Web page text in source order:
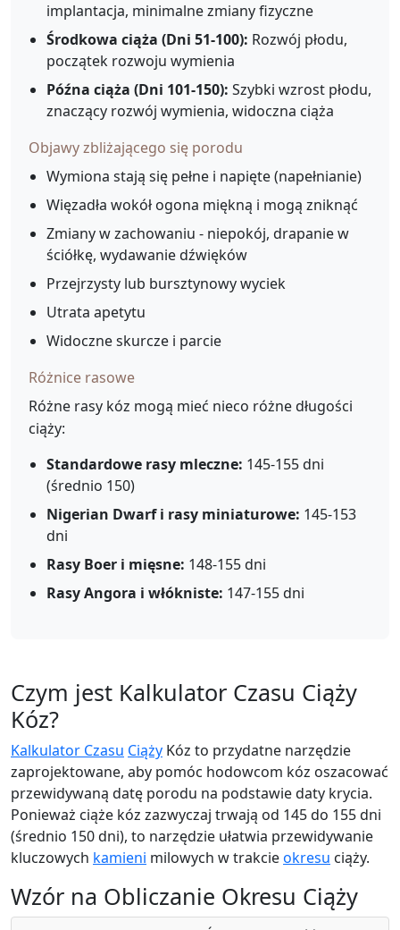
implantacja, minimalne zmiany fizyczne
Środkowa ciąża (Dni 51-100): Rozwój płodu,
początek rozwoju wymienia
Późna ciąża (Dni 101-150): Szybki wzrost płodu,
znaczący rozwój wymienia, widoczna ciąża
Objawy zbliżającego się porodu
Wymiona stają się pełne i napięte (napełnianie)
Więzadła wokół ogona miękną i mogą zniknąć
Zmiany w zachowaniu - niepokój, drapanie w
ściółkę, wydawanie dźwięków
Przejrzysty lub bursztynowy wyciek
Utrata apetytu
Widoczne skurcze i parcie
Różnice rasowe
Różne rasy kóz mogą mieć nieco różne długości
ciąży:
Standardowe rasy mleczne: 145-155 dni
(średnio 150)
Nigerian Dwarf i rasy miniaturowe: 145-153
dni
Rasy Boer i mięsne: 148-155 dni
Rasy Angora i włókniste: 147-155 dni
Czym jest Kalkulator Czasu Ciąży
Kóz?
Kalkulator Czasu Ciąży Kóz to przydatne narzędzie
zaprojektowane, aby pomóc hodowcom kóz oszacować
przewidywaną datę porodu na podstawie daty krycia.
Ponieważ ciąże kóz zazwyczaj trwają od 145 do 155 dni
(średnio 150 dni), to narzędzie ułatwia przewidywanie
kluczowych kamieni milowych w trakcieokresu ciąży.
Wzór na Obliczanie Okresu Ciąży